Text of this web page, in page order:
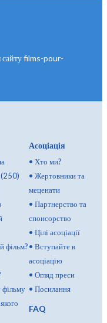
сайту films-pour-
(250)
фільм?
фільму
Асоціація
• Хто ми?
•Жертовники та
меценати
•Партнерство та
спонсорство
•Цілі асоціації
•Вступайте в
асоціацію
•Огляд преси
•Посилання
FAQ